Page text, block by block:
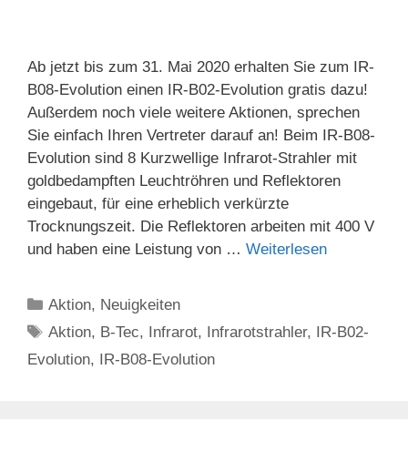
Ab jetzt bis zum 31. Mai 2020 erhalten Sie zum IR-
B08-Evolution einen IR-B02-Evolution gratis dazu!
Außerdem noch viele weitere Aktionen, sprechen
Sie einfach Ihren Vertreter darauf an! Beim IR-B08-
Evolution sind 8 Kurzwellige Infrarot-Strahler mit
goldbedampften Leuchtröhren und Reflektoren
eingebaut, für eine erheblich verkürzte
Trocknungszeit. Die Reflektoren arbeiten mit 400 V
und haben eine Leistung von … Weiterlesen
Kategorien
Aktion, Neuigkeiten
Schlagwörter
Aktion, B-Tec, Infrarot, Infrarotstrahler, IR-B02-
Evolution, IR-B08-Evolution